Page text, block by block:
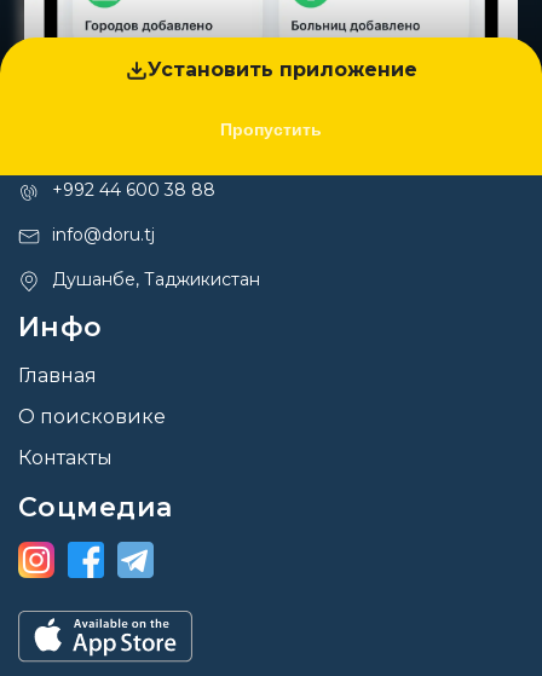
Установить приложение
Пропустить
+992 44 600 38 88
info@doru.tj
Душанбе, Таджикистан
Инфо
Главная
О поисковике
Контакты
Соцмедиа